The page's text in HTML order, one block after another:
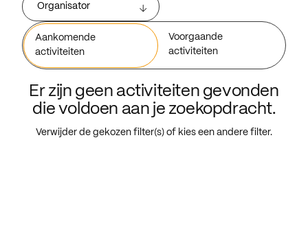
Organisator
Aankomende
activiteiten
Voorgaande
activiteiten
Er zijn geen activiteiten gevonden
die voldoen aan je zoekopdracht.
Verwijder de gekozen filter(s) of kies een andere filter.